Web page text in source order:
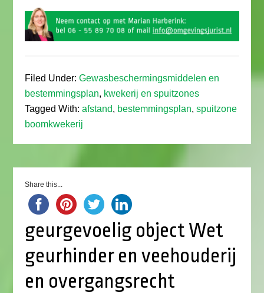
Filed Under:Gewasbeschermingsmiddelen en
bestemmingsplan, kwekerij en spuitzones
Tagged With:afstand, bestemmingsplan,spuitzone
boomkwekerij
Share this...
geurgevoelig object Wet
geurhinder en veehouderij
en overgangsrecht